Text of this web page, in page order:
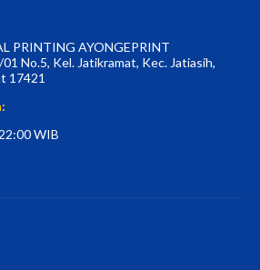
PRINTING AYONGEPRINT
No.5, Kel. Jatikramat, Kec. Jatiasih,
17421
WIB